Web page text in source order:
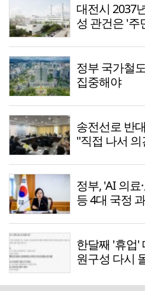
대전시 2037
성 관건은 '주
정부 국가철
집중해야
송전선로 반
"직접 나서
정부, 'AI 의료
등 4대 국정
한달째 '휴업'
원구성 다시